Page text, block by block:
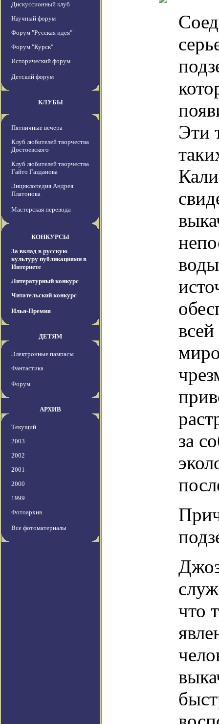
Дискуссионный клуб
Научный форум
Форум "Русская идея"
Форум "Курск"
Исторический форум
Детский форум
КЛУБЫ
Пятничные вечера
Клуб любителей творчества
Достоевского
Клуб любителей творчества
Гайто Газданова
Энциклопедия Андрея
Платонова
Мастерская перевода
КОНКУРСЫ
За вклад в русскую
культуру публикациями в
Интернете
Литературный конкурс
Читательский конкурс
Илья-Премия
ДЕТЯМ
Электронные пампасы
Фантастика
Форум
АРХИВ
Текущий
2003
2002
2001
2000
1999
Фотоархив
Все фотоматериалы
Эти
за
что